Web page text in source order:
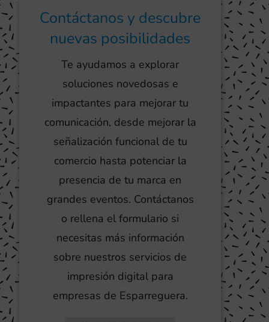
Contáctanos y descubre
nuevas posibilidades
Te ayudamos a explorar
soluciones novedosas e
impactantes para mejorar tu
comunicación, desde mejorar la
señalización funcional de tu
comercio hasta potenciar la
presencia de tu marca en
grandes eventos. Contáctanos
o rellena el formulario si
necesitas más información
sobre nuestros servicios de
impresión digital para
empresas de Esparreguera.